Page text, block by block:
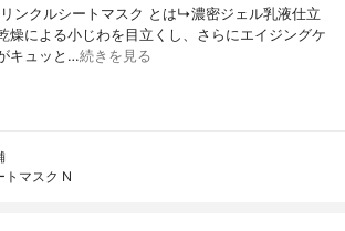
ンクルシートマスク とは↳濃密ジェル乳液仕立
燥による小じわを目立くし、さらにエイジングケ
キュッと…続きを見る
トマスク N